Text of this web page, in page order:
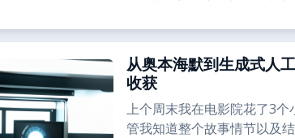
从奥本海默到生成式人
收获
上个周末我在电影院花了3
管我知道整个故事情节以及